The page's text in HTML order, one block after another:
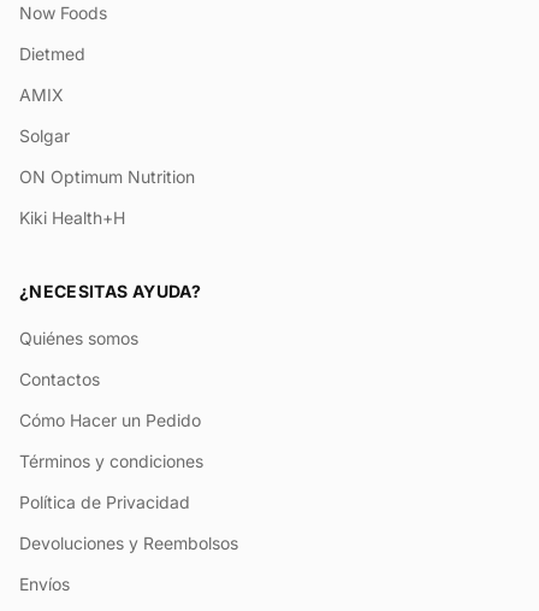
Now Foods
Dietmed
AMIX
Solgar
ON Optimum Nutrition
Kiki Health+H
¿NECESITAS AYUDA?
Quiénes somos
Contactos
Cómo Hacer un Pedido
Términos y condiciones
Política de Privacidad
Devoluciones y Reembolsos
Envíos